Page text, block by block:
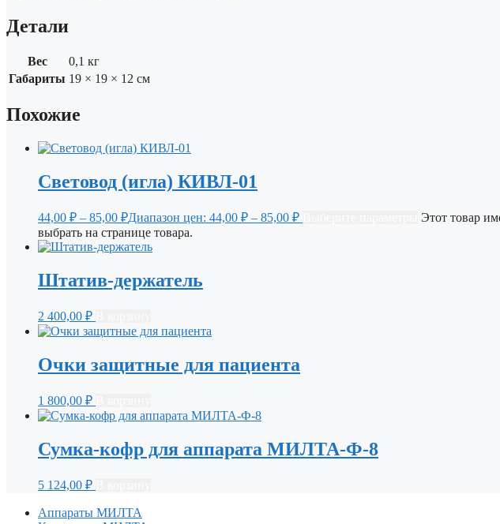
Детали
Вес
0,1 кг
Габариты 19 × 19 × 12 см
Похожие
Световод (игла) КИВЛ-01
44,00 ₽ – 85,00 ₽Диапазон цен: 44,00 ₽ – 85,00 ₽
Этот товар
выбрать на странице товара.
Штатив-держатель
2 400,00 ₽
Очки защитные для пациента
1 800,00 ₽
Сумка-кофр для аппарата МИЛТА-Ф-8
5 124,00 ₽
Аппараты МИЛТА